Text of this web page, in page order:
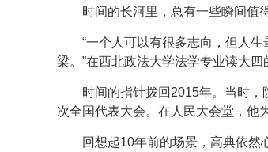
时间的长河里，总有一些瞬间值
“一个人可以有很多志向，但人
梁。”在西北政法大学法学专业读大
时间的指针拨回2015年。当时
次全国代表大会。在人民大会堂，他
回想起10年前的场景，高典依然